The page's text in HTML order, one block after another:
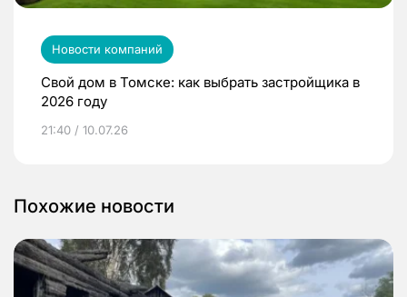
Новости компаний
Свой дом в Томске: как выбрать застройщика в
2026 году
21:40 / 10.07.26
Похожие новости